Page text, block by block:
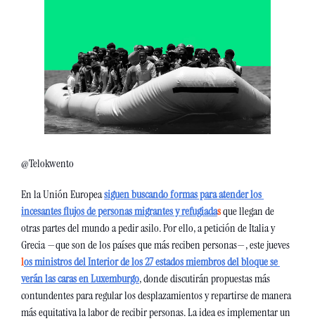
@Telokwento
En la Unión Europea siguen buscando formas para atender los
incesantes flujos de personas migrantes y refugiadas que llegan de
otras partes del mundo a pedir asilo. Por ello, a petición de Italia y
los ministros del Interior de los 27 estados miembros del bloque se
verán las caras en Luxemburgo, donde discutirán propuestas más
contundentes para regular los desplazamientos y repartirse de manera
más equitativa la labor de recibir personas. La idea es implementar un